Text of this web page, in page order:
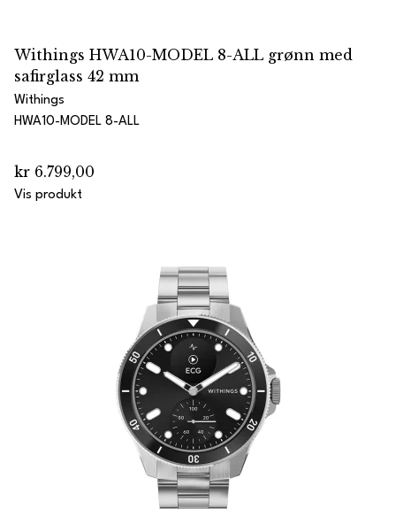
Withings HWA10-MODEL 8-ALL grønn med
safirglass 42 mm
Withings
HWA10-MODEL 8-ALL
kr 6.799,00
Vis produkt